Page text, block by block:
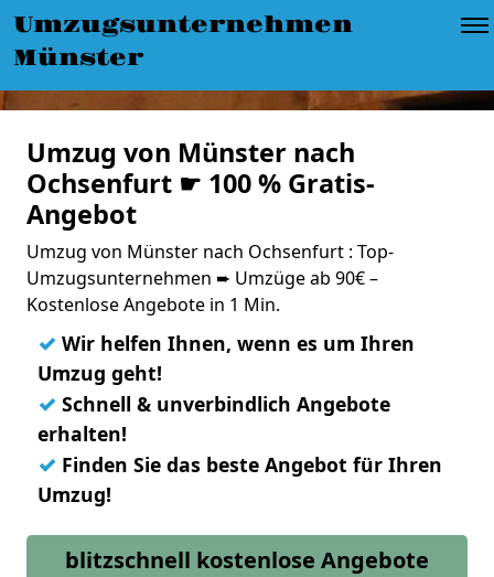
Umzugsunternehmen
Münster
Umzug von Münster nach
Ochsenfurt ☛ 100 % Gratis-
Angebot
Umzug von Münster nach Ochsenfurt : Top-
Umzugsunternehmen ➨ Umzüge ab 90€ –
Kostenlose Angebote in 1 Min.
✓ Wir helfen Ihnen, wenn es um Ihren
Umzug geht!
✓ Schnell & unverbindlich Angebote
erhalten!
✓ Finden Sie das beste Angebot für Ihren
Umzug!
blitzschnell kostenlose Angebote